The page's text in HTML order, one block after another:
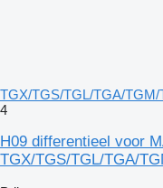
TGX/TGS/TGL/TGA/
4
H09 differentieel voor
TGX/TGS/TGL/TGA/